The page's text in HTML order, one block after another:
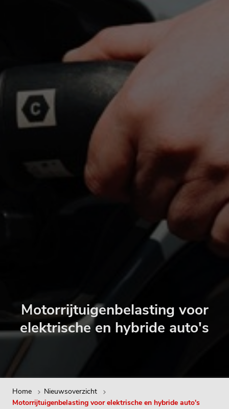
Motorrijtuigenbelasting voor
elektrische en hybride auto's
Home
Nieuwsoverzicht
Motorrijtuigenbelasting voor elektrische en hybride auto's